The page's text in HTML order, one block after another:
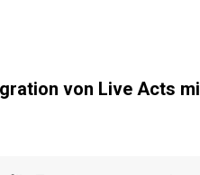
von Live Acts